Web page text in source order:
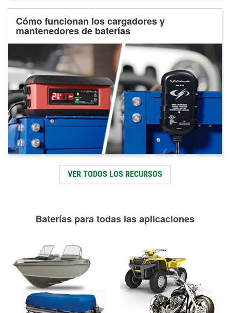
Cómo funcionan los cargadores y
mantenedores de baterías
VER TODOS LOS RECURSOS
Baterías para todas las aplicaciones